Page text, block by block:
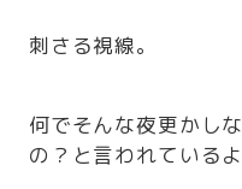
刺さる視線。
何でそんな夜更かし
の？と言われているよ